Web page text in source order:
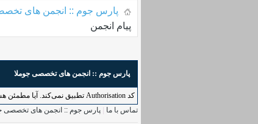
پارس جوم :: انجمن های
پیام انجمن
پارس جوم :: انجمن های تخصصی جوملا
کد Authorisation تطبیق نمی‌کند. آیا مطمئن هستید که به طور درست به این کاربرد دسترسی دارید؟ لطفاً بازگردید و دوباره امتحان کنید.
تماس با ما
پارس جوم :: انجمن های تخصصی